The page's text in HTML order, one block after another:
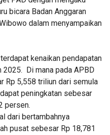
bicara Badan Anggaran
dalam menyampaikan
kenaikan pendapatan
2025. Di mana pada APBD
Rp 5,558 triliun dari semula
peningkatan sebesar
persen.
dari bertambahnya
pusat sebesar Rp 18,781